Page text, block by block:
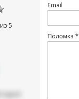
5
Email
Поломка *